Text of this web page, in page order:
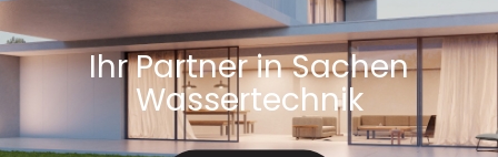
Ihr Partner in Sachen
Wassertechnik